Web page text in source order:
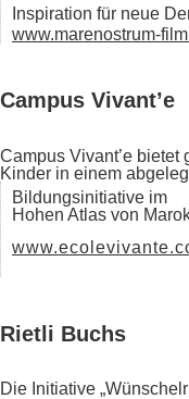
Inspiration für neue
www.marenostrum-
Campus Vivant’e
Campus Vivant’e
Kinder in einem
Bildungsinitiative im
Hohen Atlas von
Rietli Buchs
Die Initiative